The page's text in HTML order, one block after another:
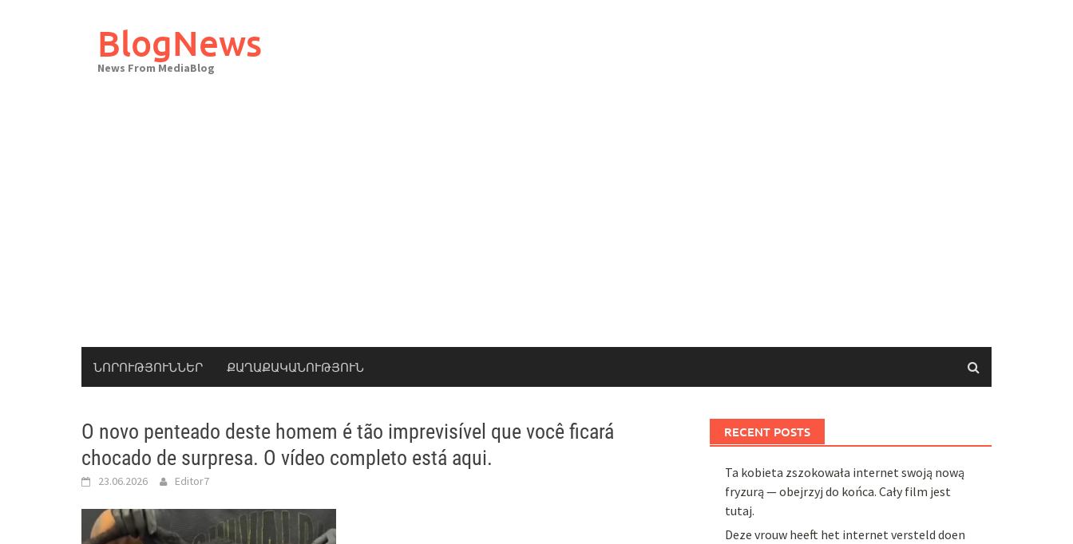
BlogNews
News From MediaBlog
ՆՈՐՈՒԹՅՈՒՆՆԵՐ ՔԱՂԱՔԱԿԱՆՈՒԹՅՈՒՆ
O novo penteado deste homem é tão imprevisível que você ficará
chocado de surpresa. O vídeo completo está aqui.
23.06.2026 Editor7
RECENT POSTS
Ta kobieta zszokowała internet swoją nową
fryzurą — obejrzyj do końca. Cały film jest
tutaj.
Deze vrouw heeft het internet versteld doen